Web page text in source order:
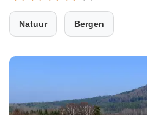
Natuur Bergen